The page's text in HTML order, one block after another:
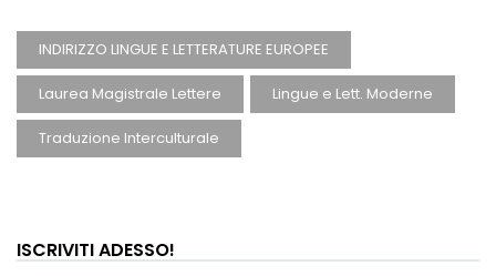
INDIRIZZO LINGUE E LETTERATURE EUROPEE
Laurea Magistrale Lettere Lingue e Lett. Moderne
Traduzione Interculturale
ISCRIVITI ADESSO!